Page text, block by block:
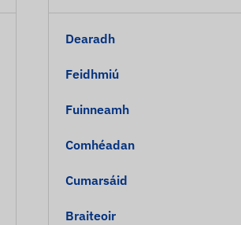
Dearadh
Feidhmiú
Fuinneamh
Comhéadan
Cumarsáid
Braiteoir